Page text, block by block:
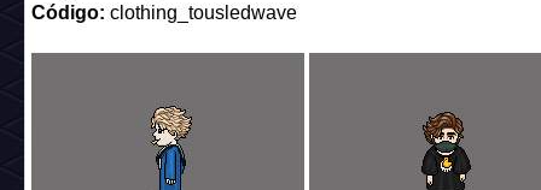
Código: clothing_tousledwave